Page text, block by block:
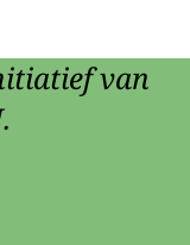
van